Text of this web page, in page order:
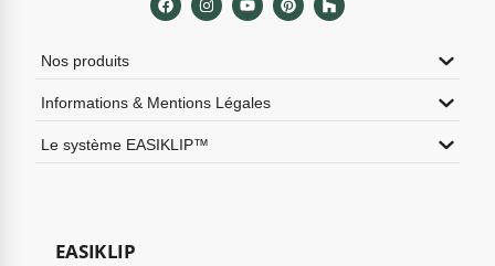
Nos produits
Informations & Mentions Légales
Le système EASIKLIP™
EASIKLIP